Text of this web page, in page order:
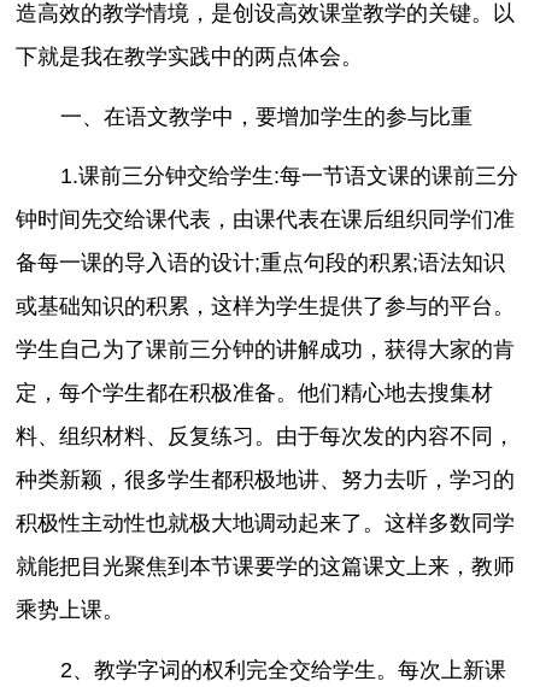
造高效的教学情境，是创设高效课堂教学的关键。以
下就是我在教学实践中的两点体会。
一、在语文教学中，要增加学生的参与比重
1.课前三分钟交给学生:每一节语文课的课前三分
钟时间先交给课代表，由课代表在课后组织同学们准
备每一课的导入语的设计;重点句段的积累;语法知识
或基础知识的积累，这样为学生提供了参与的平台。
学生自己为了课前三分钟的讲解成功，获得大家的肯
定，每个学生都在积极准备。他们精心地去搜集材
料、组织材料、反复练习。由于每次发的内容不同，
种类新颖，很多学生都积极地讲、努力去听，学习的
积极性主动性也就极大地调动起来了。这样多数同学
就能把目光聚焦到本节课要学的这篇课文上来，教师
乘势上课。
2、教学字词的权利完全交给学生。每次上新课